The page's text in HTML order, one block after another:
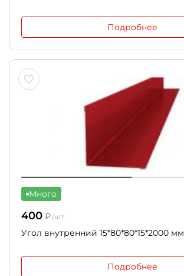
Подробнее
Много
400 ₽/шт
Угол внутренний 15*80*80*15*2000 мм
Подробнее